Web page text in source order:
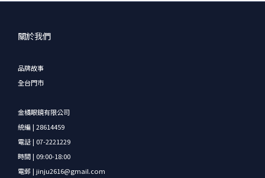
關於我們
品牌故事
全台門市
金橘眼鏡有限公司
統編 | 28614459
電話 | 07-2221229
時間 | 09:00-18:00
電郵 | jinju2616@gmail.com